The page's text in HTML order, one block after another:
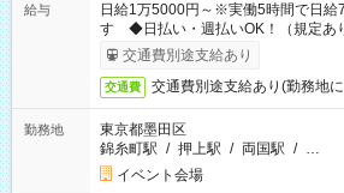
給与
日給1万5000円～※実働5時間で日給
す ◆日払い・週払いOK！（規定あ
も異なります
交通費別途支給あり
交通費 交通費別途支給あり(勤務地
勤務地
東京都墨田区
錦糸町駅 / 押上駅 / 両国駅 / …
イベント会場